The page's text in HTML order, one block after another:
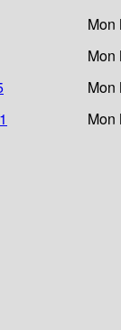
Mon
Mon
Mon
Mon